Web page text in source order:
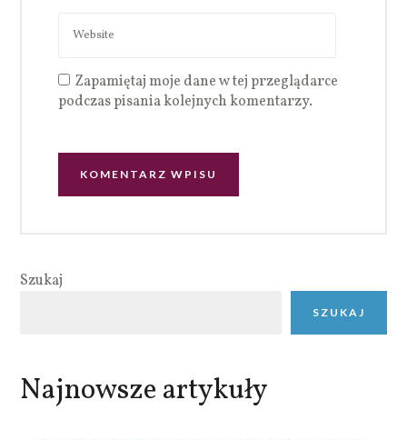
Zapamiętaj moje dane w tej przeglądarce
podczas pisania kolejnych komentarzy.
Szukaj
SZUKAJ
Najnowsze artykuły